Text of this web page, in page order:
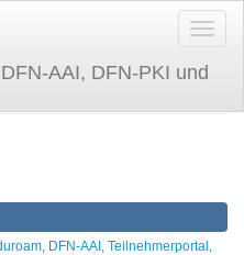
AAI, DFN-PKI und
DFN-AAI, Teilnehmerportal,